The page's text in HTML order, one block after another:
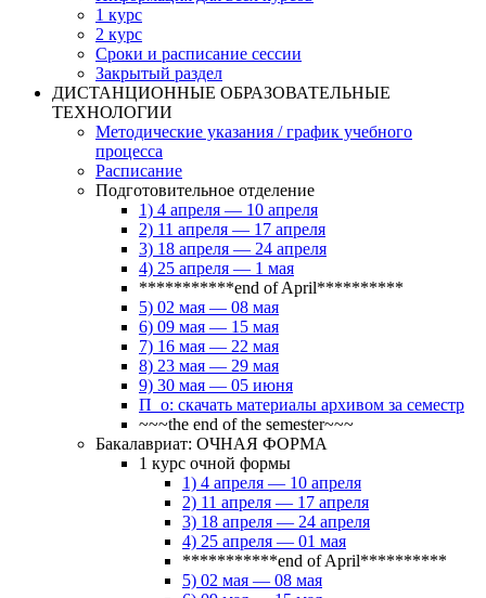
1 курс
2 курс
Сроки и расписание сессии
Закрытый раздел
ДИСТАНЦИОННЫЕ ОБРАЗОВАТЕЛЬНЫЕ
ТЕХНОЛОГИИ
Методические указания / график учебного
процесса
Расписание
Подготовительное отделение
1) 4 апреля — 10 апреля
2) 11 апреля — 17 апреля
3) 18 апреля — 24 апреля
4) 25 апреля — 1 мая
***********end of April**********
5) 02 мая — 08 мая
6) 09 мая — 15 мая
7) 16 мая — 22 мая
8) 23 мая — 29 мая
9) 30 мая — 05 июня
П_о: скачать материалы архивом за семестр
~~~the end of the semester~~~
Бакалавриат: ОЧНАЯ ФОРМА
1 курс очной формы
1) 4 апреля — 10 апреля
2) 11 апреля — 17 апреля
3) 18 апреля — 24 апреля
4) 25 апреля — 01 мая
***********end of April**********
5) 02 мая — 08 мая